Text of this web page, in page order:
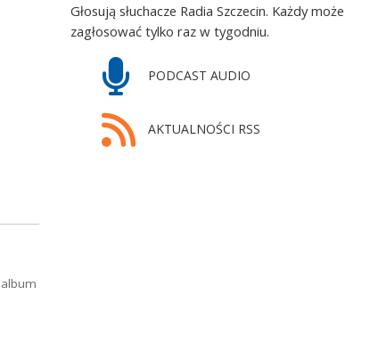
Głosują słuchacze Radia Szczecin. Każdy może
zagłosować tylko raz w tygodniu.
PODCAST AUDIO
AKTUALNOŚCI RSS
album